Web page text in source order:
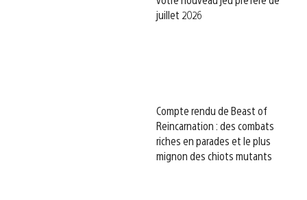
juillet 2026
Compte rendu de Beast of
Reincarnation : des combats
riches en parades et le plus
mignon des chiots mutants